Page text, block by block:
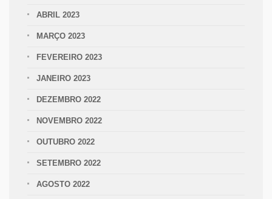
ABRIL 2023
MARÇO 2023
FEVEREIRO 2023
JANEIRO 2023
DEZEMBRO 2022
NOVEMBRO 2022
OUTUBRO 2022
SETEMBRO 2022
AGOSTO 2022